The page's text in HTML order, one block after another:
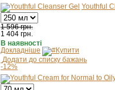
Youthful
1 596 грн.
1 404 грн.
В наявності
Докладніше
Купити
Додати до списку бажань
-12%